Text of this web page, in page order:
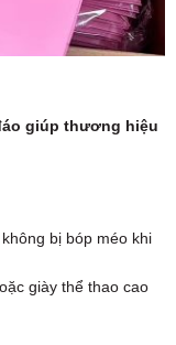
giúp thương hiệu
bị bóp méo khi
giày thể thao cao